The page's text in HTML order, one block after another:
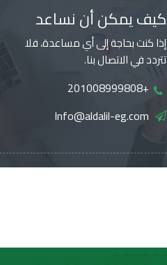
كيف يمكن أن نساعد
إذا كنت بحاجة إلى أي مساعدة، فلا
تتردد في الاتصال بنا.
+201008999808
Info@aldalil-eg.com